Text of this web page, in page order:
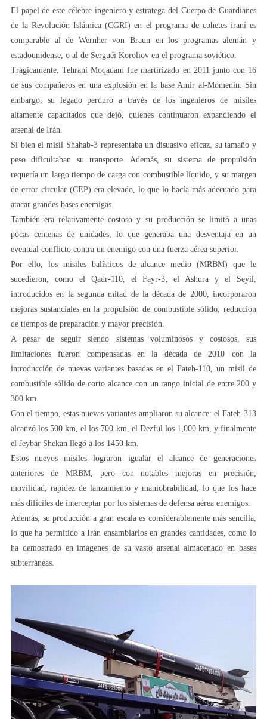
El papel de este célebre ingeniero y estratega del Cuerpo de Guardianes
de la Revolución Islámica (CGRI) en el programa de cohetes iraní es
comparable al de Wernher von Braun en los programas alemán y
estadounidense, o al de Serguéi Koroliov en el programa soviético.
Trágicamente, Tehrani Moqadam fue martirizado en 2011 junto con 16
de sus compañeros en una explosión en la base Amir al-Momenin. Sin
embargo, su legado perduró a través de los ingenieros de misiles
altamente capacitados que dejó, quienes continuaron expandiendo el
arsenal de Irán.
Si bien el misil Shahab-3 representaba un disuasivo eficaz, su tamaño y
peso dificultaban su transporte. Además, su sistema de propulsión
requería un largo tiempo de carga con combustible líquido, y su margen
de error circular (CEP) era elevado, lo que lo hacía más adecuado para
atacar grandes bases enemigas.
También era relativamente costoso y su producción se limitó a unas
pocas centenas de unidades, lo que generaba una desventaja en un
eventual conflicto contra un enemigo con una fuerza aérea superior.
Por ello, los misiles balísticos de alcance medio (MRBM) que le
sucedieron, como el Qadr-110, el Fayr-3, el Ashura y el Seyil,
introducidos en la segunda mitad de la década de 2000, incorporaron
mejoras sustanciales en la propulsión de combustible sólido, reducción
de tiempos de preparación y mayor precisión.
A pesar de seguir siendo sistemas voluminosos y costosos, sus
limitaciones fueron compensadas en la década de 2010 con la
introducción de nuevas variantes basadas en el Fateh-110, un misil de
combustible sólido de corto alcance con un rango inicial de entre 200 y
300 km.
Con el tiempo, estas nuevas variantes ampliaron su alcance: el Fateh-313
alcanzó los 500 km, el los 700 km, el Dezful los 1,000 km, y finalmente
el Jeybar Shekan llegó a los 1450 km.
Estos nuevos misiles lograron igualar el alcance de generaciones
anteriores de MRBM, pero con notables mejoras en precisión,
movilidad, rapidez de lanzamiento y maniobrabilidad, lo que los hace
más difíciles de interceptar por los sistemas de defensa aérea enemigos.
Además, su producción a gran escala es considerablemente más sencilla,
lo que ha permitido a Irán ensamblarlos en grandes cantidades, como lo
ha demostrado en imágenes de su vasto arsenal almacenado en bases
subterráneas.